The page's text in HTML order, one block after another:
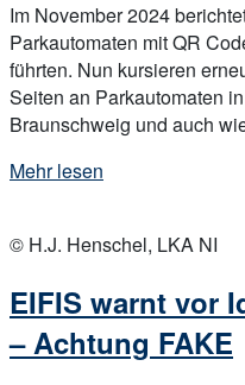
Im November 2024
Parkautomaten mit QR
führten. Nun kursieren
Seiten an Parkautomaten
Braunschweig und auch
„Erneut
Codes
Parkautomaten
Niedersachsen“
Mehr lesen
post
© H.J. Henschel, LKA NI
EIFIS warnt vor
– Achtung FAKE